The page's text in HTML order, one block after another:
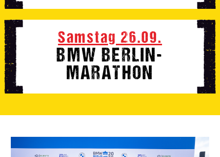
Samstag 26.09.
BMW BERLIN-
MARATHON